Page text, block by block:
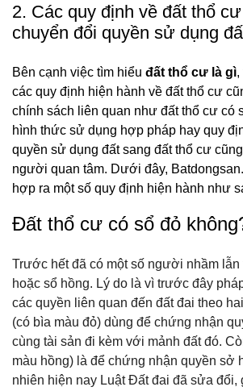
2. Các quy định về đất thổ
chuyển đổi quyền sử dụng
Bên cạnh việc tìm hiểu đất thổ cư là gì
các quy định hiện hành về đất thổ cư
chính sách liên quan như đất thổ cư có
hình thức sử dụng hợp pháp hay quy
quyền sử dụng đất sang đất thổ cư
người quan tâm. Dưới đây,
hợp ra một số quy định hiện hành như
Đất thổ cư có sổ đỏ
Trước hết đã có một số người nhầm lẫn
hoặc sổ hồng. Lý do là vì trước đây
các quyền liên quan đến đất đai theo
(có bìa màu đỏ) dùng để chứng nhận
cùng tài sản đi kèm với mảnh đất đó.
màu hồng) là để chứng nhận quyền sở
nhiên hiện nay Luật Đất đai đã sửa đổi,